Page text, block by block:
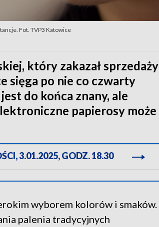
Fot. TVP3 Katowice
który zakazał sprzedaży
sięga po nie co czwarty
do końca znany, ale
papierosy może
3.01.2025, GODZ. 18.30
wyborem kolorów i smaków.
palenia tradycyjnych